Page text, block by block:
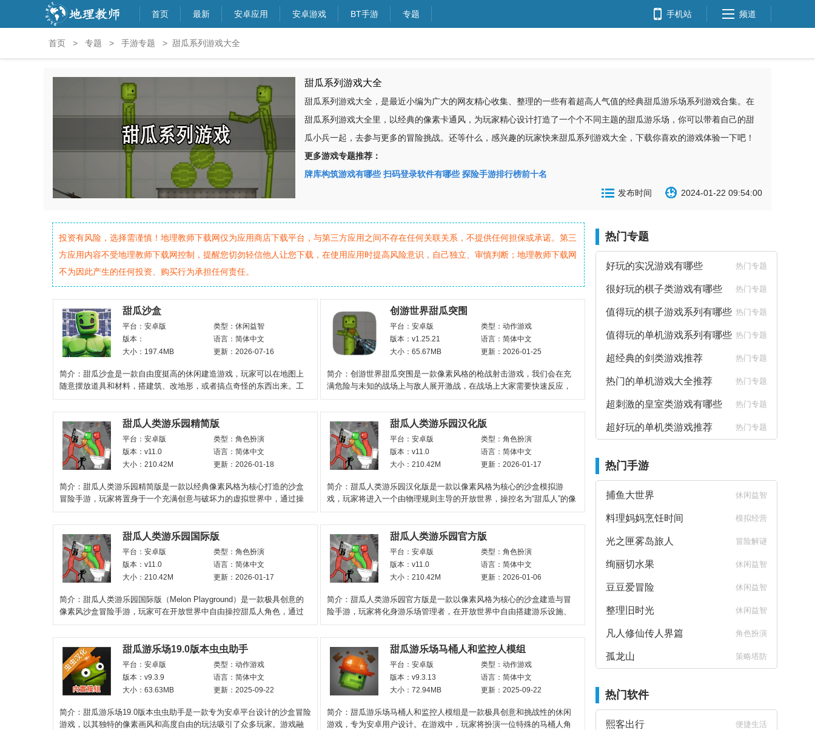
首页 最新 安卓应用 安卓游戏 BT手游 专题 手机站 频道
首页 > 专题 > 手游专题 > 甜瓜系列游戏大全
甜瓜系列游戏大全
甜瓜系列游戏大全，是最近小编为广大的网友精心收集、整理的一些有着超高人气值的经典甜瓜游乐场系列游戏合集。在
甜瓜系列游戏大全里，以经典的像素卡通风，为玩家精心设计打造了一个个不同主题的甜瓜游乐场，你可以带着自己的甜
瓜小兵一起，去参与更多的冒险挑战。还等什么，感兴趣的玩家快来甜瓜系列游戏大全，下载你喜欢的游戏体验一下吧！
更多游戏专题推荐：
牌库构筑游戏有哪些 扫码登录软件有哪些 探险手游排行榜前十名
2024-01-22 09:54:00
发布时间
投资有风险，选择需谨慎！地理教师下载网仅为应用商店下载平台，与第三方应用之间不存在任何关联关系，不提供任何担保或承诺。第三
方应用内容不受地理教师下载网控制，提醒您切勿轻信他人让您下载，在使用应用时提高风险意识，自己独立、审慎判断；地理教师下载网
不为因此产生的任何投资、购买行为承担任何责任。
甜瓜沙盒
平台：安卓版
类型：休闲益智
版本：
语言：简体中文
大小：197.4MB
更新：2026-07-16
简介：甜瓜沙盒是一款自由度挺高的休闲建造游戏，玩家可以在地图上
随意摆放道具和材料，搭建筑、改地形，或者搞点奇怪的东西出来。工
具包里带了地形编辑
创游世界甜瓜突围
平台：安卓版
类型：动作游戏
版本：v1.25.21
语言：简体中文
大小：65.67MB
更新：2026-01-25
简介：创游世界甜瓜突围是一款像素风格的枪战射击游戏，我们会在充
满危险与未知的战场上与敌人展开激战，在战场上大家需要快速反应，
灵活移动，并准确射击
甜瓜人类游乐园精简版
平台：安卓版
类型：角色扮演
版本：v11.0
语言：简体中文
大小：210.42M
更新：2026-01-18
简介：甜瓜人类游乐园精简版是一款以经典像素风格为核心打造的沙盒
冒险手游，玩家将置身于一个充满创意与破坏力的虚拟世界中，通过操
控布娃娃角色使用
甜瓜人类游乐园汉化版
平台：安卓版
类型：角色扮演
版本：v11.0
语言：简体中文
大小：210.42M
更新：2026-01-17
简介：甜瓜人类游乐园汉化版是一款以像素风格为核心的沙盒模拟游
戏，玩家将进入一个由物理规则主导的开放世界，操控名为“甜瓜人”的像
素生物进行自由
甜瓜人类游乐园国际版
平台：安卓版
类型：角色扮演
版本：v11.0
语言：简体中文
大小：210.42M
更新：2026-01-17
简介：甜瓜人类游乐园国际版（Melon Playground）是一款极具创意的
像素风沙盒冒险手游，玩家可在开放世界中自由操控甜瓜人角色，通过
组合武器、设计机关、
甜瓜人类游乐园官方版
平台：安卓版
类型：角色扮演
版本：v11.0
语言：简体中文
大小：210.42M
更新：2026-01-06
简介：甜瓜人类游乐园官方版是一款以像素风格为核心的沙盒建造与冒
险手游，玩家将化身游乐场管理者，在开放世界中自由搭建游乐设施、
设计建筑场景，并通
甜瓜游乐场19.0版本虫虫助手
平台：安卓版
类型：动作游戏
版本：v9.3.9
语言：简体中文
大小：63.63MB
更新：2025-09-22
简介：甜瓜游乐场19.0版本虫虫助手是一款专为安卓平台设计的沙盒冒险
游戏，以其独特的像素画风和高度自由的玩法吸引了众多玩家。游戏融
甜瓜游乐场马桶人和监控人模组
平台：安卓版
类型：动作游戏
版本：v9.3.13
语言：简体中文
大小：72.94MB
更新：2025-09-22
简介：甜瓜游乐场马桶人和监控人模组是一款极具创意和挑战性的休闲
游戏，专为安卓用户设计。在游戏中，玩家将扮演一位特殊的马桶人角
热门专题
好玩的实况游戏有哪些 热门专题
很好玩的棋子类游戏有哪些 热门专题
值得玩的棋子游戏系列有哪些 热门专题
值得玩的单机游戏系列有哪些 热门专题
超经典的剑类游戏推荐 热门专题
热门的单机游戏大全推荐 热门专题
超刺激的皇室类游戏有哪些 热门专题
超好玩的单机类游戏推荐 热门专题
热门手游
捕鱼大世界 休闲益智
料理妈妈烹饪时间 模拟经营
光之匣雾岛旅人 冒险解谜
绚丽切水果 休闲益智
豆豆爱冒险 休闲益智
整理旧时光 休闲益智
凡人修仙传人界篇 角色扮演
孤龙山 策略塔防
热门软件
熙客出行 便捷生活